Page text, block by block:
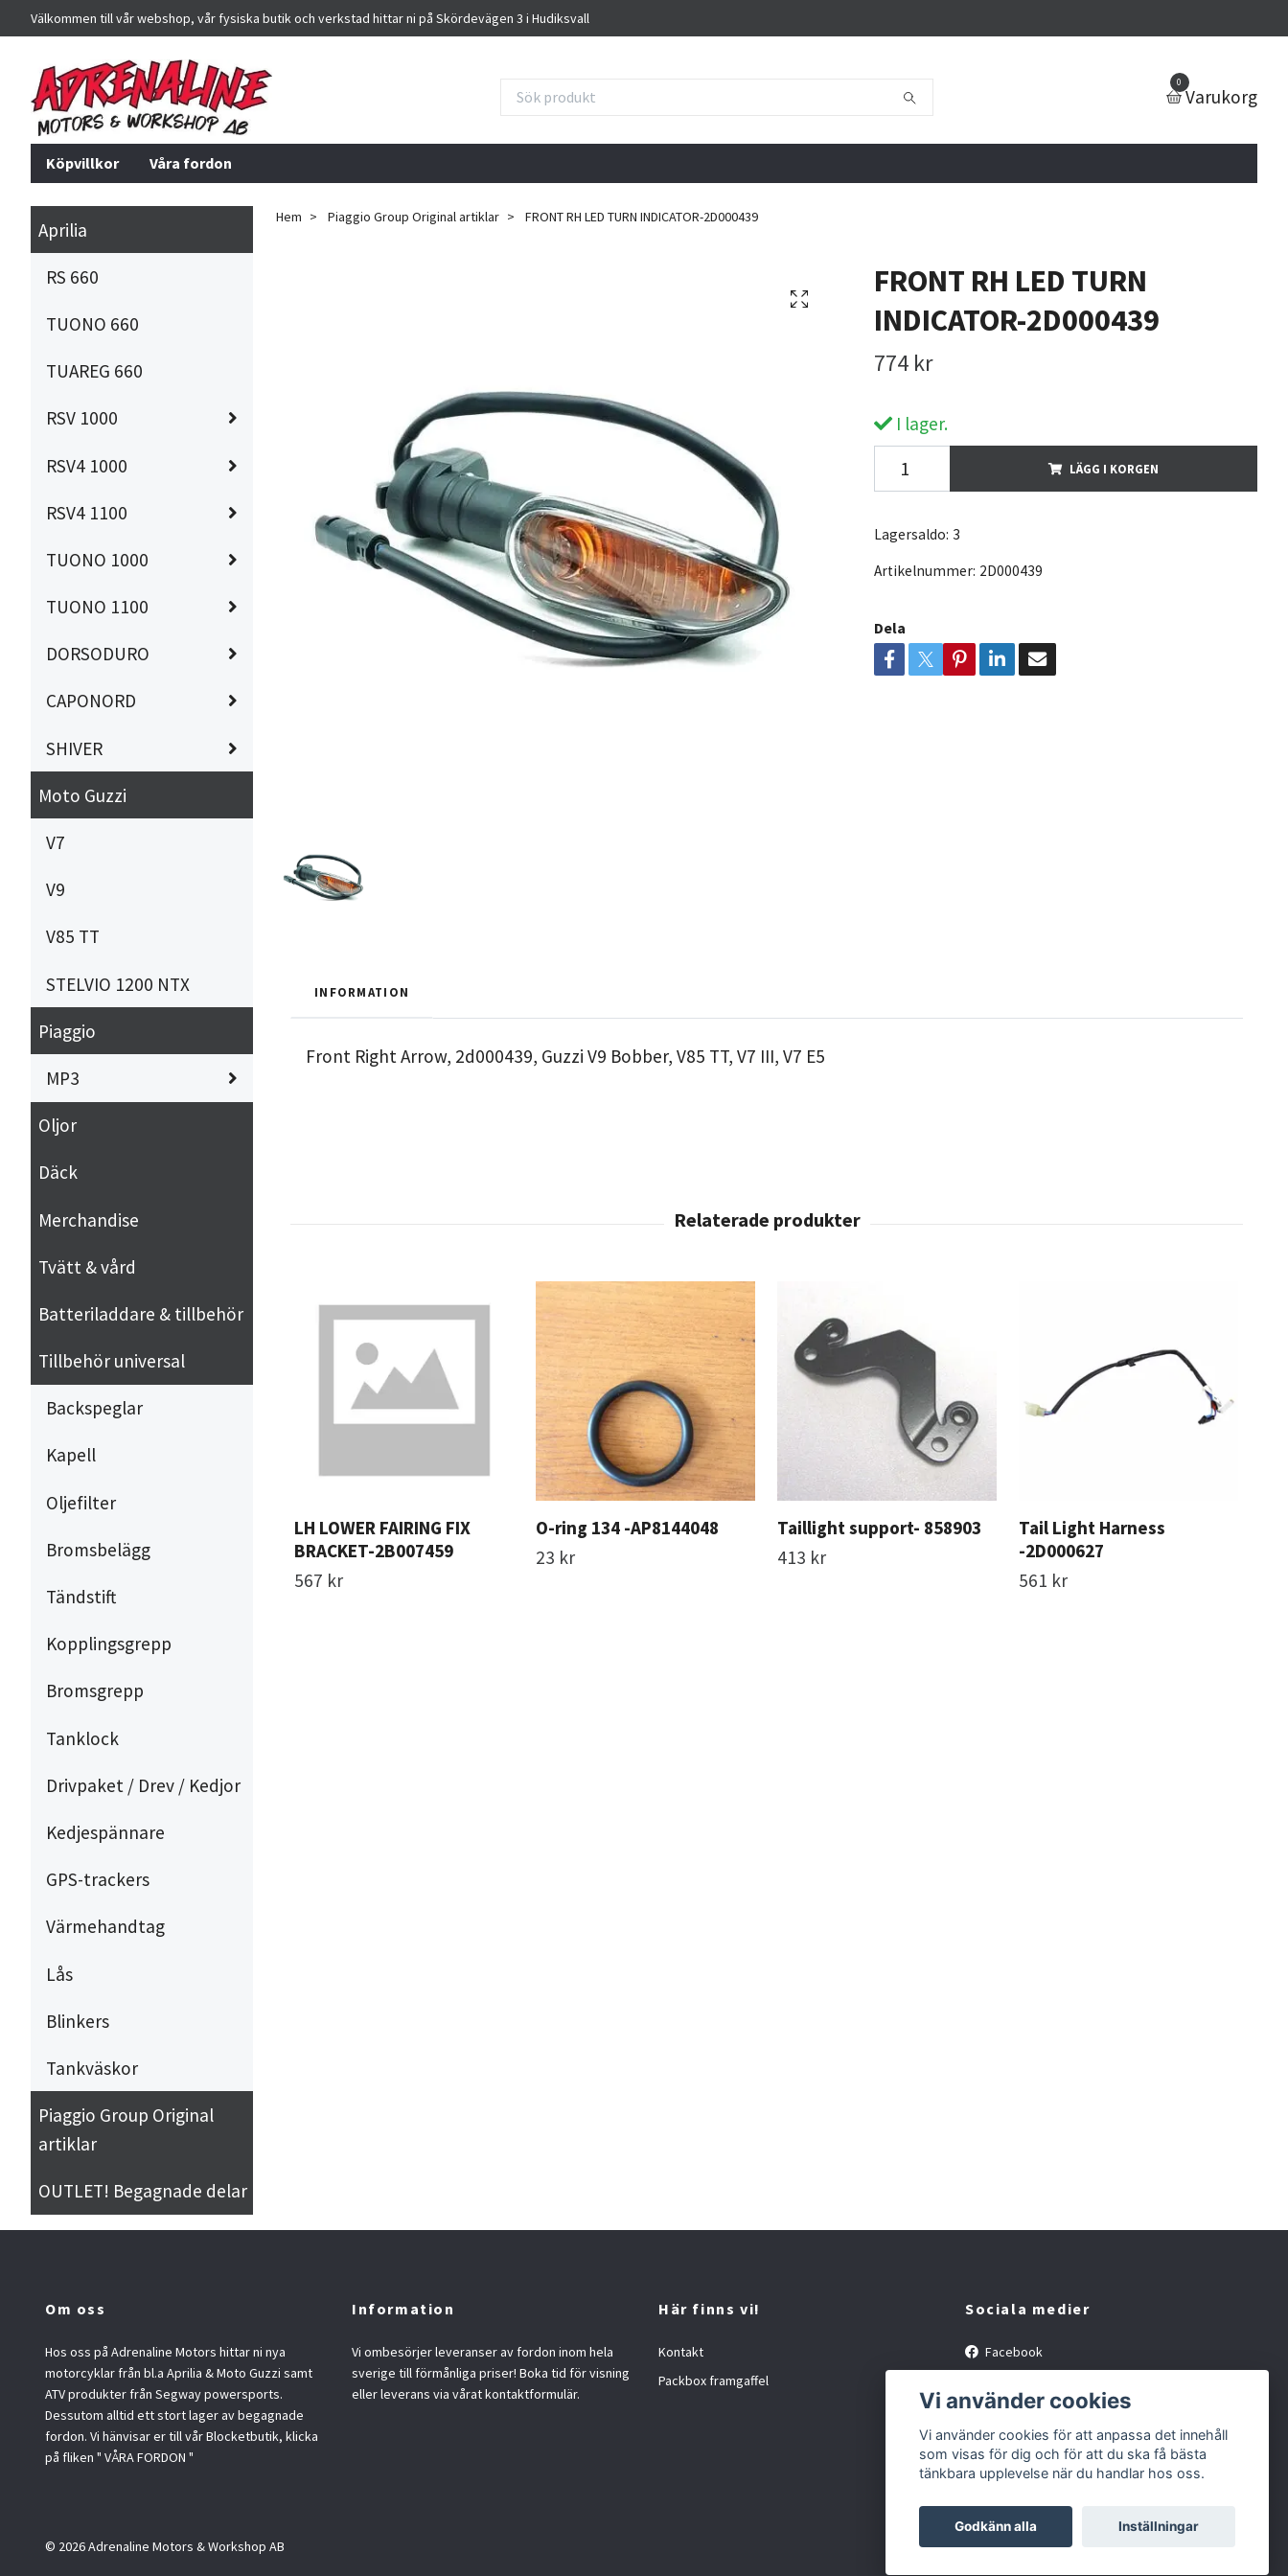
Välkommen till vår webshop, vår fysiska butik och verkstad hittar ni på Skördevägen 3 i Hudiksvall
0
Varukorg
Köpvillkor Våra fordon
Aprilia
RS 660
TUONO 660
TUAREG 660
RSV 1000
RSV4 1000
RSV4 1100
TUONO 1000
TUONO 1100
DORSODURO
CAPONORD
SHIVER
Moto Guzzi
V7
V9
V85 TT
STELVIO 1200 NTX
Piaggio
MP3
Oljor
Däck
Merchandise
Tvätt & vård
Batteriladdare & tillbehör
Tillbehör universal
Backspeglar
Kapell
Oljefilter
Bromsbelägg
Tändstift
Kopplingsgrepp
Bromsgrepp
Tanklock
Drivpaket / Drev / Kedjor
Kedjespännare
GPS-trackers
Värmehandtag
Lås
Blinkers
Tankväskor
Piaggio Group Original
artiklar
OUTLET! Begagnade delar
Hem Piaggio Group Original artiklar FRONT RH LED TURN INDICATOR-2D000439
FRONT RH LED TURN
INDICATOR-2D000439
774 kr
I lager.
LÄGG I KORGEN
Lagersaldo: 3
Artikelnummer: 2D000439
Dela
INFORMATION
Front Right Arrow, 2d000439, Guzzi V9 Bobber, V85 TT, V7 III, V7 E5
LH LOWER FAIRING FIX
BRACKET-2B007459
567 kr
O-ring 134 -AP8144048
23 kr
Taillight support- 858903
413 kr
Tail Light Harness
-2D000627
561 kr
Om oss
Hos oss på Adrenaline Motors hittar ni nya
motorcyklar från bl.a Aprilia & Moto Guzzi samt
ATV produkter från Segway powersports.
Dessutom alltid ett stort lager av begagnade
fordon. Vi hänvisar er till vår Blocketbutik, klicka
på fliken " VÅRA FORDON "
Information
Vi ombesörjer leveranser av fordon inom hela
sverige till förmånliga priser! Boka tid för visning
eller leverans via vårat kontaktformulär.
Här finns vi!
Kontakt
Packbox framgaffel
Sociala medier
Facebook
© 2026 Adrenaline Motors & Workshop AB
Vi använder cookies
Vi använder cookies för att anpassa det innehåll
som visas för dig och för att du ska få bästa
tänkbara upplevelse när du handlar hos oss.
Godkänn alla Inställningar